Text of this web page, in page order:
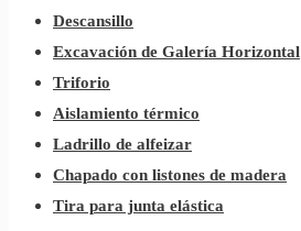
Descansillo
Excavación de Galería Horizontal
Triforio
Aislamiento térmico
Ladrillo de alfeizar
Chapado con listones de madera
Tira para junta elástica